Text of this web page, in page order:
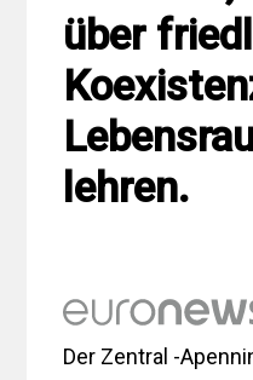
über
lehren.
Der Zentral -